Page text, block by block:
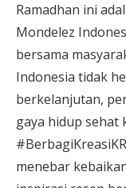
Ramadhan ini
Mondelez
bersama
Indonesia tidak
berkelanjutan,
gaya hidup sehat
menebar